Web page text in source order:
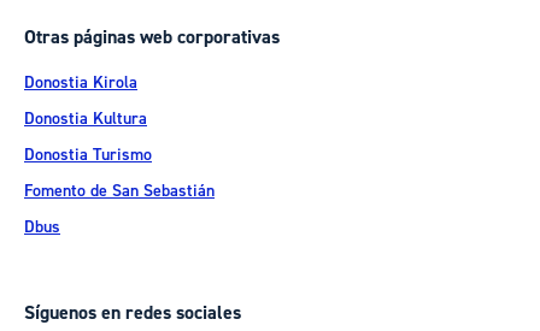
Otras páginas web corporativas
Donostia Kirola
Donostia Kultura
Donostia Turismo
Fomento de San Sebastián
Dbus
Síguenos en redes sociales